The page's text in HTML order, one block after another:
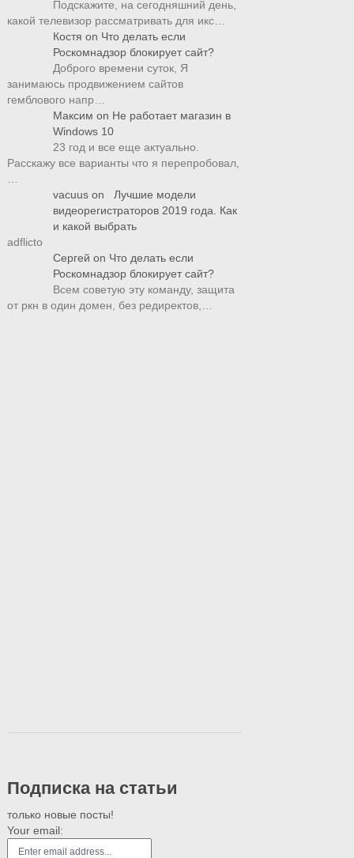
Подскажите, на сегодняшний день,
какой телевизор рассматривать для икс…
Костя on Что делать если
Роскомнадзор блокирует сайт?
Доброго времени суток, Я
занимаюсь продвижением сайтов
гемблового напр…
Максим on Не работает магазин в
Windows 10
23 год и все еще актуально.
Расскажу все варианты что я перепробовал,
vacuus on
Лучшие модели
видеорегистраторов 2019 года. Как
и какой выбрать
adflicto
Сергей on Что делать если
Роскомнадзор блокирует сайт?
Всем советую эту команду, защита
от ркн в один домен, без редиректов,…
Подписка на статьи
только новые посты!
Your email: